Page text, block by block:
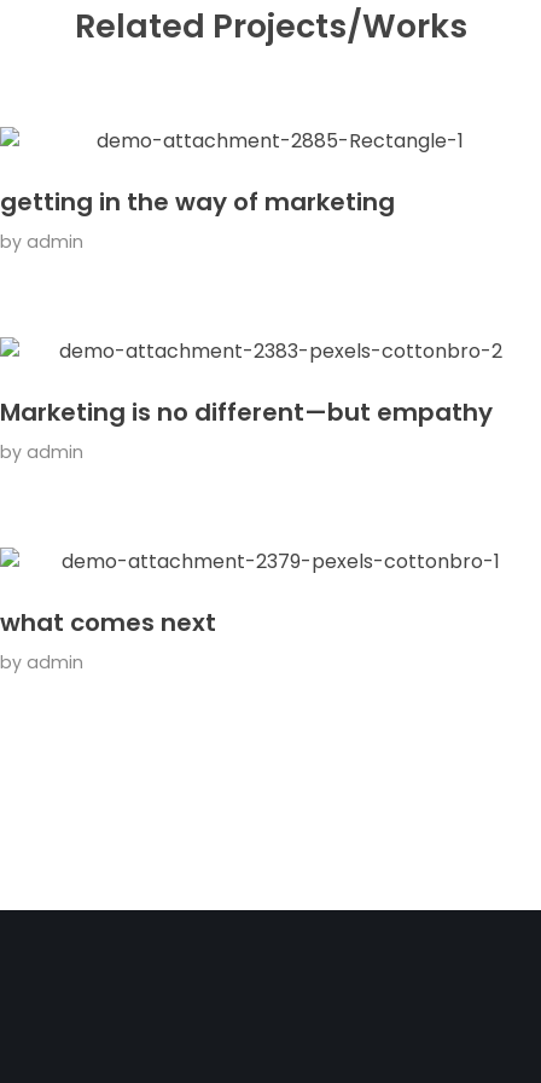
Related Projects/Works
getting in the way of marketing
by admin
Marketing is no different—but empathy
by admin
what comes next
by admin
Konfor ve zarafetin buluştuğu, size